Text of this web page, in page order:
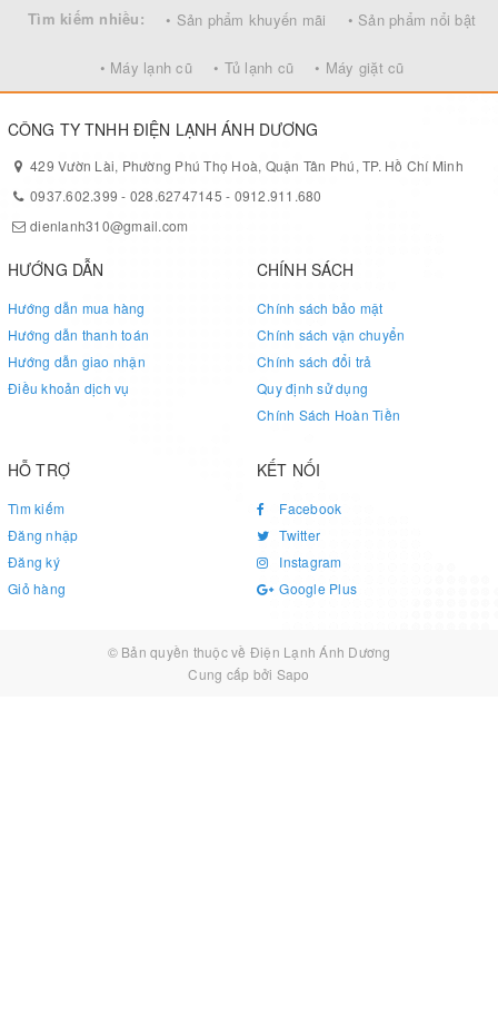
Đặc điểm khác
- Vắt cực khô với các mức
t.gian
- Màn hình hiển thị điện tử
- 6 thác nước t.cường h.quả
giặt
điện
giặt phụ
- Lồng quay ngược chiều
mâm giặt
- Cảm biến I-Sensor thông
minh
540 x 540 x 910 mm
Tìm kiếm nhiều: • Sản phẩm khuyến mãi • Sản phẩm nổi bật
• Máy lạnh cũ • Tủ lạnh cũ • Máy giặt cũ
CÔNG TY TNHH ĐIỆN LẠNH ÁNH DƯƠNG
429 Vườn Lài, Phường Phú Thọ Hoà, Quận Tân Phú, TP. Hồ Chí Minh
0937.602.399 - 028.62747145 - 0912.911.680
dienlanh310@gmail.com
HƯỚNG DẪN
Hướng dẫn mua hàng
Hướng dẫn thanh toán
Hướng dẫn giao nhận
Điều khoản dịch vụ
CHÍNH SÁCH
Chính sách bảo mật
Chính sách vận chuyển
Chính sách đổi trả
Quy định sử dụng
Chính Sách Hoàn Tiền
HỖ TRỢ
Tìm kiếm
Đăng nhập
Đăng ký
Giỏ hàng
KẾT NỐI
Facebook
Twitter
Instagram
Google Plus
© Bản quyền thuộc về Điện Lạnh Ánh Dương
Cung cấp bởi Sapo